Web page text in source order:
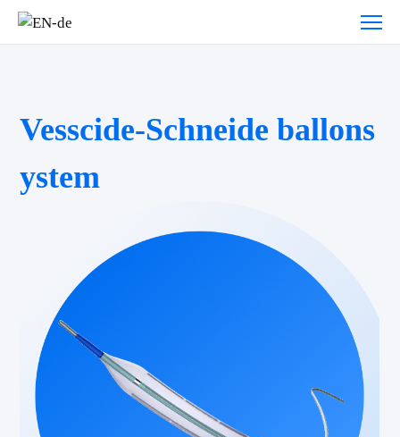
Vesscide-Schneide ballons
ystem